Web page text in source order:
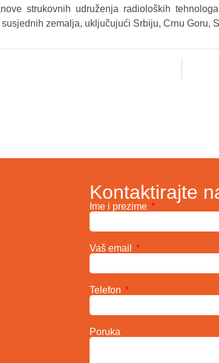
strukovnih udruženja radioloških
zemalja, uključujući Srbiju, Crnu Goru,
Kontaktirajte
Ime i prezime
Vaš email
Telefon
Poruka